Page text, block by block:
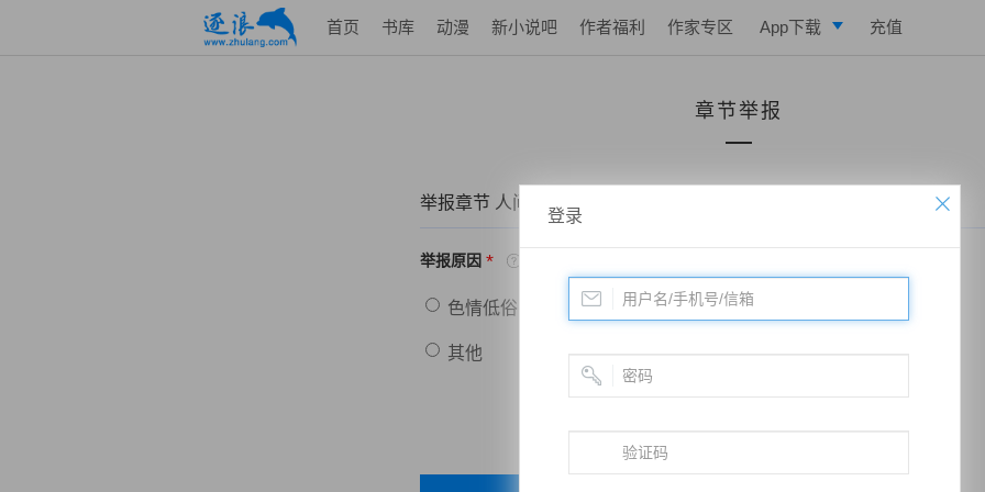
首页 书库 动漫 新小说吧 作者福利 作家专区 App下载
写作助手
充值
章节举报
举报章节 人间团圆——第二章 失女之痛
举报原因 *
色情低俗 政治敏感 暴力低俗
其他
登录